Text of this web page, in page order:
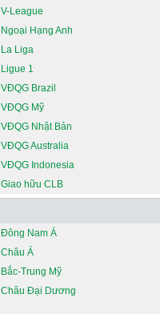
V-League
Ngoại Hạng Anh
La Liga
Ligue 1
VĐQG Brazil
VĐQG Mỹ
VĐQG Nhật Bản
VĐQG Australia
VĐQG Indonesia
Giao hữu CLB
Đông Nam Á
Châu Á
Bắc-Trung Mỹ
Châu Đại Dương